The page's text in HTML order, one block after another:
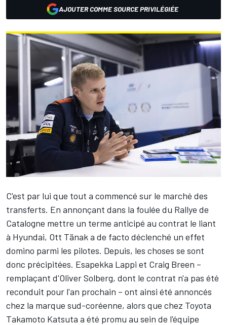
AJOUTER COMME SOURCE PRIVILÉGIÉE
C'est par lui que tout a commencé sur le marché des
transferts. En annonçant dans la foulée du Rallye de
Catalogne mettre un terme anticipé au contrat le liant
à Hyundai, Ott Tänaka de facto déclenché un effet
domino parmi les pilotes. Depuis, les choses se sont
donc précipitées. Esapekka Lappi et Craig Breen –
remplaçant d'Oliver Solberg, dont le contrat n'a pas été
reconduit pour l'an prochain – ont ainsi été annoncés
chez la marque sud-coréenne, alors que chez Toyota
Takamoto Katsuta a été promu au sein de l'équipe